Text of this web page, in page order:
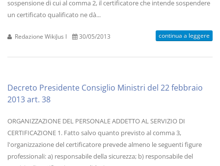
sospensione di cui al comma 2, il certificatore che intende sospendere
un certificato qualificato ne dà...
Redazione WikiJus I 30/05/2013 continua a leggere
Decreto Presidente Consiglio Ministri del 22 febbraio
2013 art. 38
ORGANIZZAZIONE DEL PERSONALE ADDETTO AL SERVIZIO DI
CERTIFICAZIONE 1. Fatto salvo quanto previsto al comma 3,
l'organizzazione del certificatore prevede almeno le seguenti figure
professionali: a) responsabile della sicurezza; b) responsabile del